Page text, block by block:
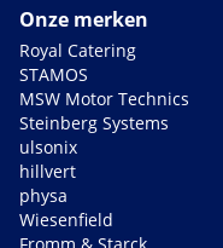
Onze merken
Royal Catering
STAMOS
MSW Motor Technics
Steinberg Systems
ulsonix
hillvert
physa
Wiesenfield